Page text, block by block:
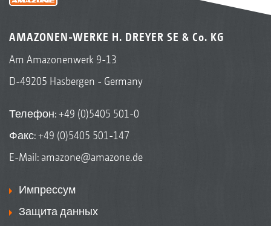
AMAZONEN-WERKE H. DREYER SE & Co. KG
Am Amazonenwerk 9-13
D-49205 Hasbergen - Germany
Телефон:+49 (0)5405 501-0
Факс: +49 (0)5405 501-147
E-Mail: amazone@amazone.de
Импрессум
Защита данных